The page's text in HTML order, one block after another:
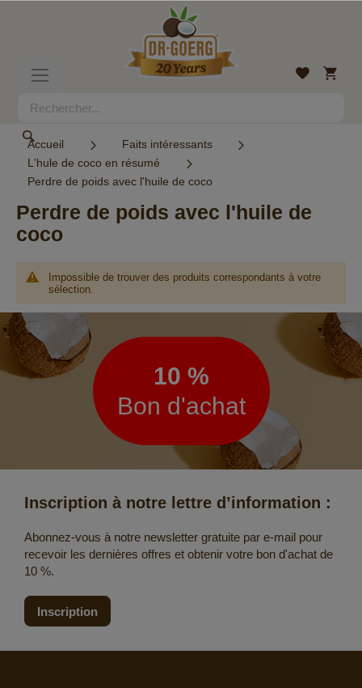
navigation
Rechercher
Liste
Mon
panier
Accueil
Faits intéressants
L'hule de coco en résumé
Perdre de poids avec l'huile de coco
Perdre de poids avec l'huile de
coco
Impossible de trouver des produits correspondants à votre
sélection.
Lettre
d’information
10 %
Bon d'achat
Inscription à notre lettre d’information :
Abonnez-vous à notre newsletter gratuite par e-mail pour
recevoir les dernières offres et obtenir votre bon d'achat de
10 %.
Inscription